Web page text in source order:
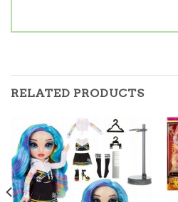
RELATED PRODUCTS